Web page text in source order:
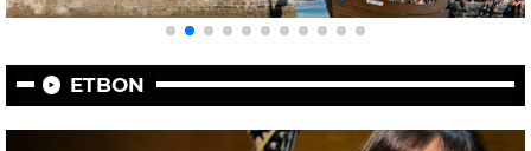
ETBON